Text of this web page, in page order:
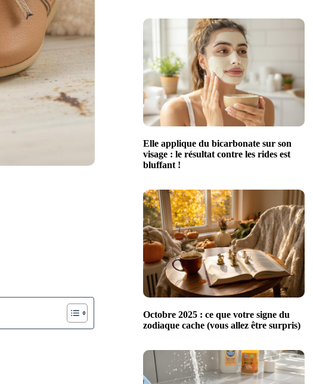
Elle applique du bicarbonate sur son
visage : le résultat contre les rides est
bluffant !
Octobre 2025 : ce que votre signe du
zodiaque cache (vous allez être surpris)